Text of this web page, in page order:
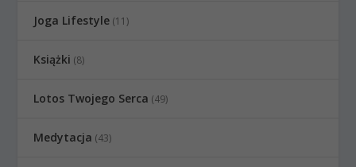
Joga Lifestyle (11)
Książki (8)
Lotos Twojego Serca (49)
Medytacja (43)